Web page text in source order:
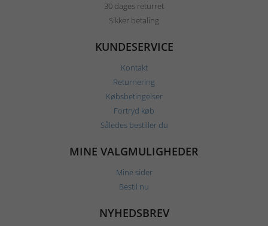
30 dages returret
Sikker betaling
KUNDESERVICE
Kontakt
Returnering
Købsbetingelser
Fortryd køb
Således bestiller du
MINE VALGMULIGHEDER
Mine sider
Bestil nu
NYHEDSBREV